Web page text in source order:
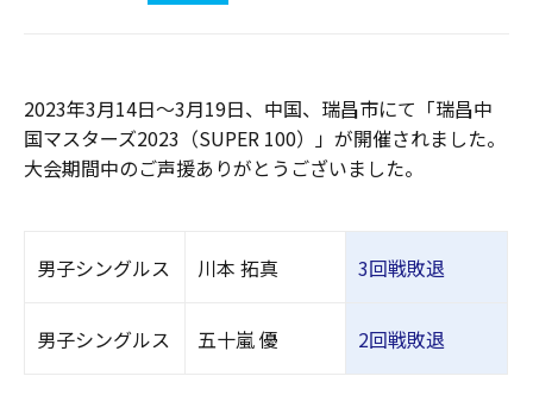
2023年3月14日～3月19日、中国、瑞昌市にて「瑞昌中
国マスターズ2023（SUPER 100）」が開催されました。
大会期間中のご声援ありがとうございました。
男子シングルス 川本 拓真 3回戦敗退
男子シングルス 五十嵐 優 2回戦敗退